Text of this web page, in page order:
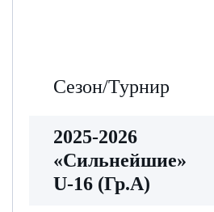
Сезон/Турнир
2025-2026
«Сильнейшие»
U-16 (Гр.А)